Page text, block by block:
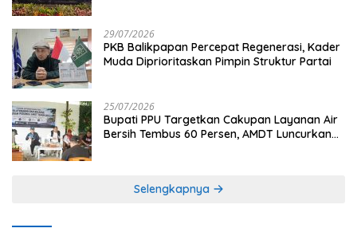
29/07/2026
PKB Balikpapan Percepat Regenerasi, Kader
Muda Diprioritaskan Pimpin Struktur Partai
25/07/2026
Bupati PPU Targetkan Cakupan Layanan Air
Bersih Tembus 60 Persen, AMDT Luncurkan
Selengkapnya